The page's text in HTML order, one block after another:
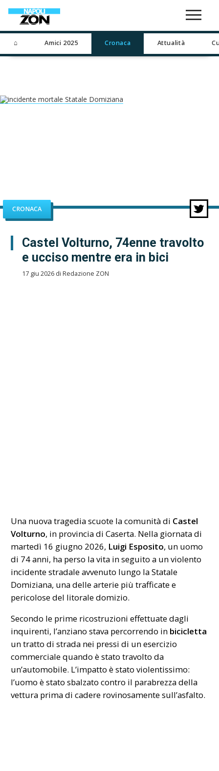
⌂ Amici 2025 Cronaca Attualità
CRONACA
Castel Volturno, 74enne travolto
e ucciso mentre era in bici
17 giu 2026 di Redazione ZON
Una nuova tragedia scuote la comunità di Castel
Volturno, in provincia di Caserta. Nella giornata di
martedì 16 giugno 2026, Luigi Esposito, un uomo
di 74 anni, ha perso la vita in seguito a un violento
incidente stradale avvenuto lungo la Statale
Domiziana, una delle arterie più trafficate e
pericolose del litorale domizio.
Secondo le prime ricostruzioni effettuate dagli
inquirenti, l’anziano stava percorrendo in bicicletta
un tratto di strada nei pressi di un esercizio
commerciale quando è stato travolto da
un’automobile. L’impatto è stato violentissimo:
l’uomo è stato sbalzato contro il parabrezza della
vettura prima di cadere rovinosamente sull’asfalto.